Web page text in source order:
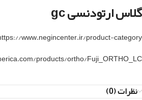
گلاس ارتودنسی gc
www.negincenter.ir/product-category
products/ortho/Fuji_ORTHO_LC
نظرات (0)